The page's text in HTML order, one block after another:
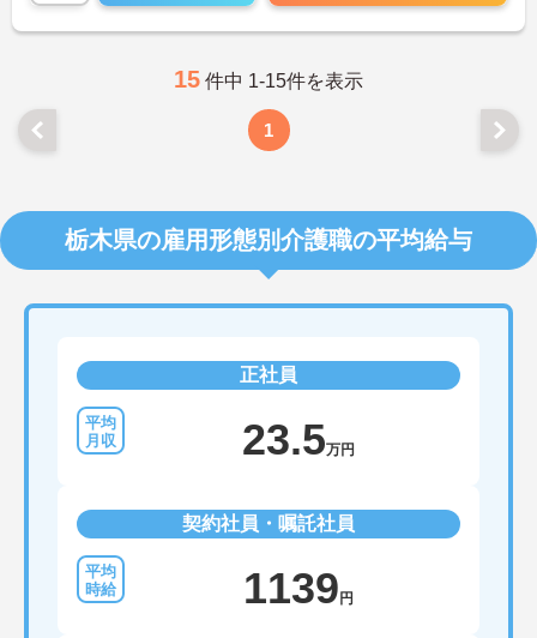
15 件中 1-15件を表示
1
栃木県の雇用形態別介護職の平均給与
正社員
23.5万円
契約社員・嘱託社員
1139円